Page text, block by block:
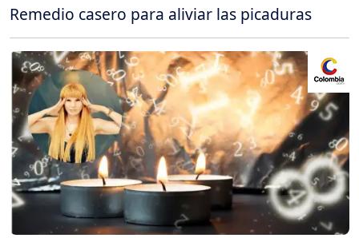
Remedio casero para aliviar las picaduras